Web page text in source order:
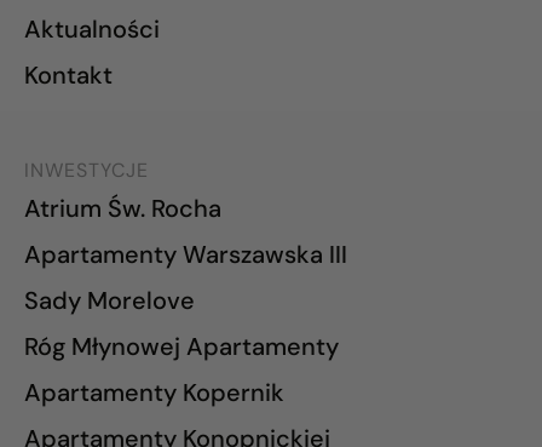
Aktualności
Kontakt
INWESTYCJE
Atrium Św. Rocha
Apartamenty Warszawska III
Sady Morelove
Róg Młynowej Apartamenty
Apartamenty Kopernik
Apartamenty Konopnickiej